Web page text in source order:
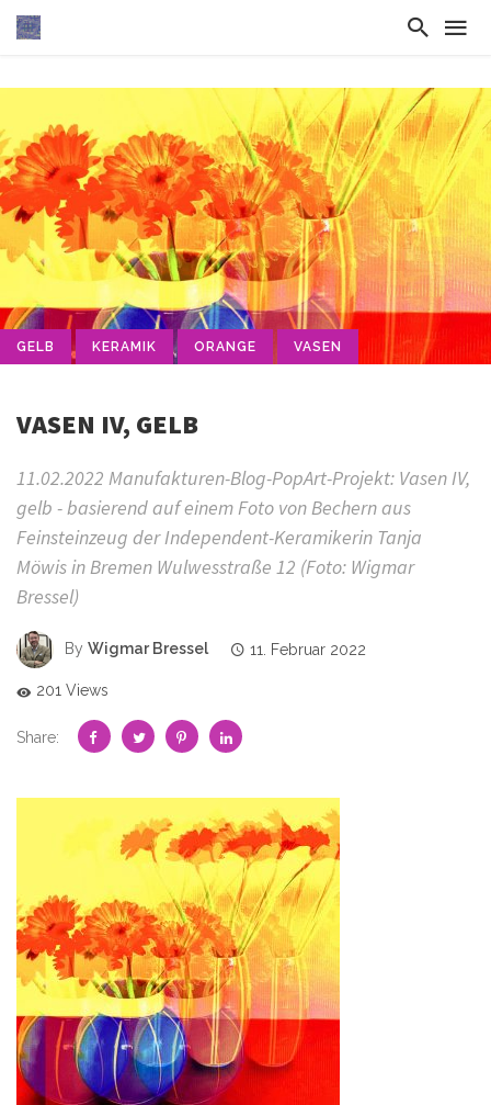
GELB KERAMIK ORANGE VASEN
VASEN IV, GELB
11.02.2022 Manufakturen-Blog-PopArt-Projekt: Vasen IV,
gelb - basierend auf einem Foto von Bechern aus
Feinsteinzeug der Independent-Keramikerin Tanja
Möwis in Bremen Wulwesstraße 12 (Foto: Wigmar
Bressel)
By Wigmar Bressel 11. Februar 2022
201 Views
Share: